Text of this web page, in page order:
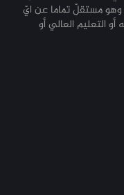
وهو مستقلّ تماما عن ايّ
التعليم العالي أو